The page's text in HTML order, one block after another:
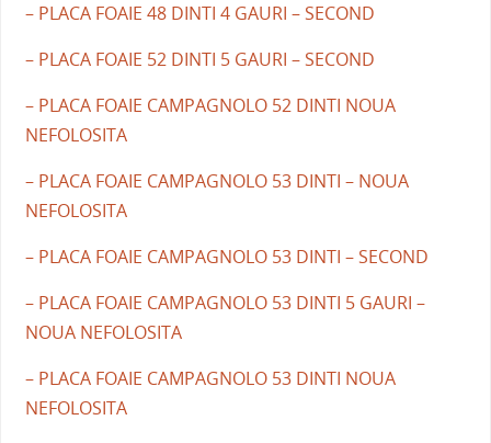
– PLACA FOAIE 48 DINTI 4 GAURI – SECOND
– PLACA FOAIE 52 DINTI 5 GAURI – SECOND
– PLACA FOAIE CAMPAGNOLO 52 DINTI NOUA
NEFOLOSITA
– PLACA FOAIE CAMPAGNOLO 53 DINTI – NOUA
NEFOLOSITA
– PLACA FOAIE CAMPAGNOLO 53 DINTI – SECOND
– PLACA FOAIE CAMPAGNOLO 53 DINTI 5 GAURI –
NOUA NEFOLOSITA
– PLACA FOAIE CAMPAGNOLO 53 DINTI NOUA
NEFOLOSITA